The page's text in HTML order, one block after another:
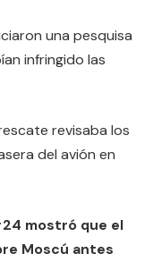
una pesquisa
infringido las
revisaba los
del avión en
mostró que el
Moscú antes